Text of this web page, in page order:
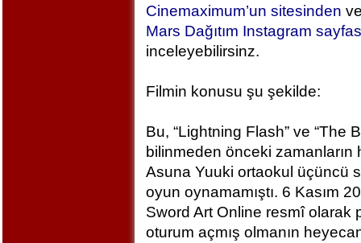
Cinemaximum’un sitesinden
Mars Dağıtım Instagram
inceleyebilirsinz.
Filmin konusu şu şekilde:
Bu, “Lightning Flash” ve “The
bilinmeden önceki zamanların
Asuna Yuuki ortaokul üçüncü
oyun oynamamıştı. 6 Kasım
Sword Art Online resmî olarak
oturum açmış olmanın